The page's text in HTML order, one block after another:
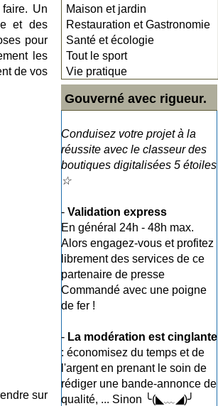
Maison et jardin
Restauration et Gastronomie
Santé et écologie
Tout le sport
Vie pratique
Gouverné avec rigueur.
Conduisez votre projet à la
réussite avec le classeur des
boutiques digitalisées 5 étoiles
☆
- Validation express
En général 24h - 48h max.
Alors engagez-vous et profitez
librement des services de ce
partenaire de presse
Commandé avec une poigne
de fer !
- La modération est cinglante
: économisez du temps et de
l'argent en prenant le soin de
rédiger une bande-annonce de
qualité, ... Sinon ╰(◣﹏◢)╯
Un
et des
pour
les
de vos
sur